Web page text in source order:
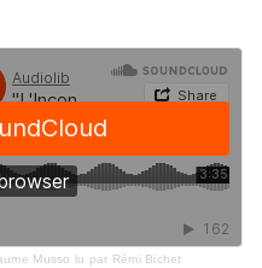
Musso lu par Rémi Bichet